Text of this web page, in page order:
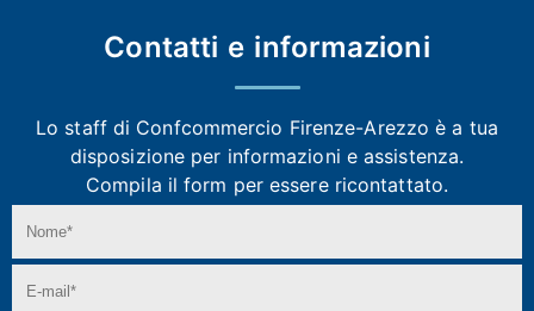
Contatti e informazioni
Lo staff di Confcommercio Firenze-Arezzoè a tua
disposizione per informazioni e assistenza.
Compila il form per essere ricontattato.